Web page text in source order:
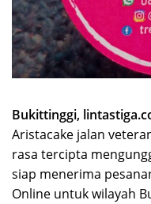
Bukittinggi,
Aristacake jalan
rasa tercipta
siap menerima
Online untuk wilayah